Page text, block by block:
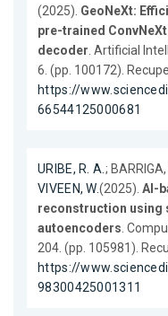
(2025). GeoNeXt:
pre-trained
decoder. Artificial
6. (pp. 100172).
https://
66544125000681
URIBE, R. A.;
VIVEEN, W.(2025). AI-
reconstruction using
autoencoders.
204. (pp. 105981).
https://
98300425001311